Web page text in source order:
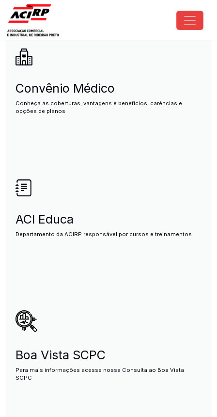
Pular para o conteúdo principal
ACIRP - Associação Comercial
Convênio Médico
Conheça as coberturas, vantagens e benefícios, carências e
opções de planos
ACI Educa
Departamento da ACIRP responsável por cursos e treinamentos
Boa Vista SCPC
Para mais informações acesse nossa Consulta ao Boa Vista
SCPC